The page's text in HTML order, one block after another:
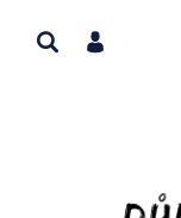
obsah